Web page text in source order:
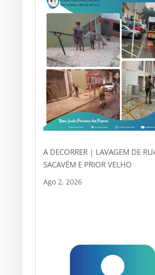
A DECORRER | LAVAGEM DE
SACAVÉM E PRIOR VELHO
Ago 2, 2026